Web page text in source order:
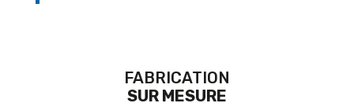
FABRICATION
SUR MESURE